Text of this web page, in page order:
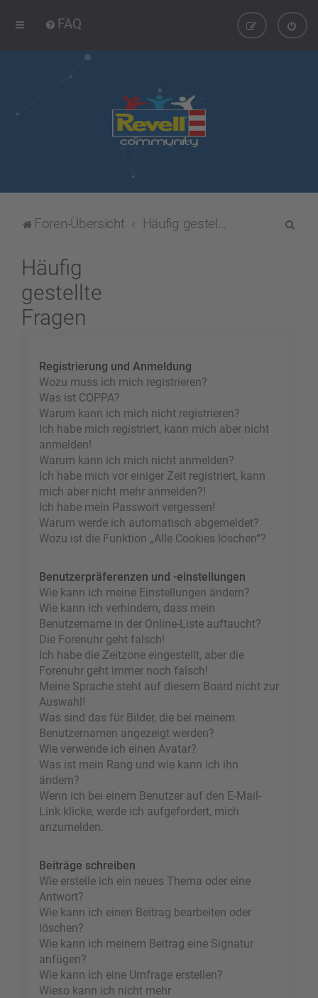
FAQ
Foren-Übersicht Häufig gestellte Fragen
Häufig
gestellte
Fragen
Registrierung und Anmeldung
Wozu muss ich mich registrieren?
Was ist COPPA?
Warum kann ich mich nicht registrieren?
Ich habe mich registriert, kann mich aber nicht
anmelden!
Warum kann ich mich nicht anmelden?
Ich habe mich vor einiger Zeit registriert, kann
mich aber nicht mehr anmelden?!
Ich habe mein Passwort vergessen!
Warum werde ich automatisch abgemeldet?
Wozu ist die Funktion „Alle Cookies löschen“?
Benutzerpräferenzen und -einstellungen
Wie kann ich meine Einstellungen ändern?
Wie kann ich verhindern, dass mein
Benutzername in der Online-Liste auftaucht?
Die Forenuhr geht falsch!
Ich habe die Zeitzone eingestellt, aber die
Forenuhr geht immer noch falsch!
Meine Sprache steht auf diesem Board nicht zur
Auswahl!
Was sind das für Bilder, die bei meinem
Benutzernamen angezeigt werden?
Wie verwende ich einen Avatar?
Was ist mein Rang und wie kann ich ihn
ändern?
Wenn ich bei einem Benutzer auf den E-Mail-
Link klicke, werde ich aufgefordert, mich
anzumelden.
Beiträge schreiben
Wie erstelle ich ein neues Thema oder eine
Antwort?
Wie kann ich einen Beitrag bearbeiten oder
löschen?
Wie kann ich meinem Beitrag eine Signatur
anfügen?
Wie kann ich eine Umfrage erstellen?
Wieso kann ich nicht mehr